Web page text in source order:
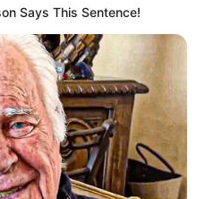
Says This Sentence!